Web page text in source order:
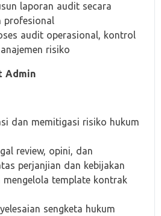
laporan audit secara
profesional
audit operasional, kontrol
risiko
Admin
dan memitigasi risiko hukum
review, opini, dan
perjanjian dan kebijakan
mengelola template kontrak
sengketa hukum